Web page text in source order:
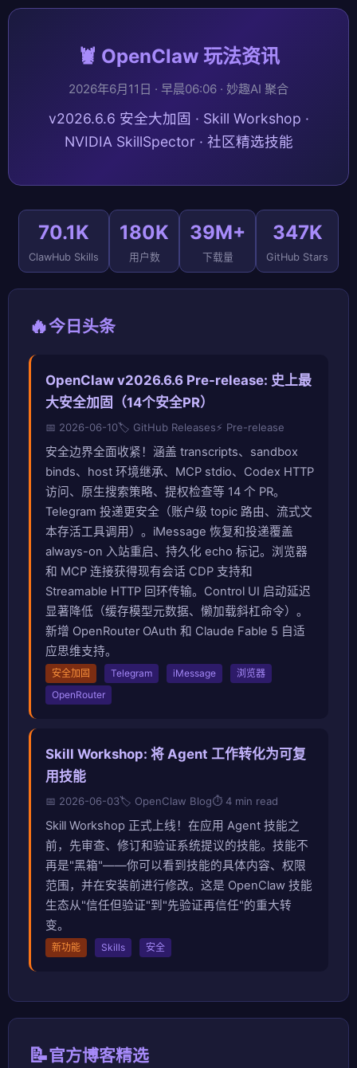
🦞 OpenClaw 玩法资讯
2026年6月11日 · 早晨06:06 · 妙趣AI 聚合
v2026.6.6 安全大加固 · Skill Workshop ·
NVIDIA SkillSpector · 社区精选技能
70.1K
ClawHub Skills
180K
用户数
39M+
下载量
347K
GitHub Stars
🔥今日头条
OpenClaw v2026.6.6 Pre-release: 史上最
大安全加固（14个安全PR）
📅 2026-06-10🏷️ GitHub Releases⚡ Pre-release
安全边界全面收紧！涵盖 transcripts、sandbox
binds、host 环境继承、MCP stdio、Codex HTTP
访问、原生搜索策略、提权检查等 14 个 PR。
Telegram 投递更安全（账户级 topic 路由、流式文
本存活工具调用）。iMessage 恢复和投递覆盖
always-on 入站重启、持久化 echo 标记。浏览器
和 MCP 连接获得现有会话 CDP 支持和
Streamable HTTP 回环传输。Control UI 启动延迟
显著降低（缓存模型元数据、懒加载斜杠命令）。
新增 OpenRouter OAuth 和 Claude Fable 5 自适
应思维支持。
安全加固 Telegram iMessage
浏览器
OpenRouter
Skill Workshop: 将 Agent 工作转化为可复
用技能
📅 2026-06-03🏷️ OpenClaw Blog⏱️ 4 min read
Skill Workshop 正式上线！在应用 Agent 技能之
前，先审查、修订和验证系统提议的技能。技能不
再是"黑箱"——你可以看到技能的具体内容、权限
范围，并在安装前进行修改。这是 OpenClaw 技能
生态从"信任但验证"到"先验证再信任"的重大转
变。
新功能 Skills 安全
📝官方博客精选